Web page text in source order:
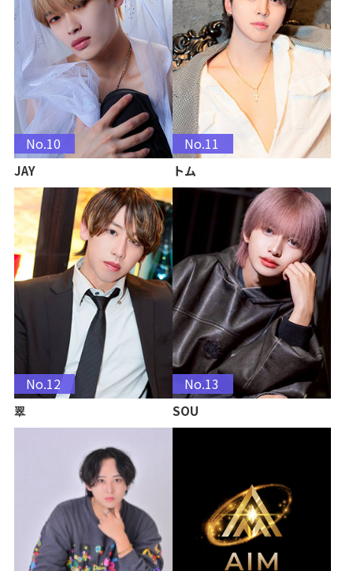
No.10
JAY
No.11
トム
No.12
翠
No.13
SOU